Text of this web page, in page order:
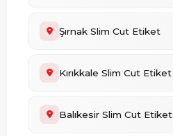
Şırnak Slim Cut Etiket
Kırıkkale Slim Cut Etiket
Balıkesir Slim Cut Etiket